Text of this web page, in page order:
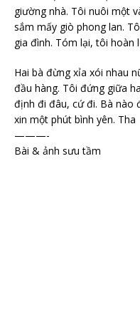
giường nhà. Tôi nuôi một
sắm mấy giò phong lan.
gia đình. Tóm lại, tôi hoàn
Hai bà đừng xỉa xói nhau
đầu hàng. Tôi đứng giữa
định đi đâu, cứ đi. Bà nào
xin một phút bình yên. Tha
———-
Bài & ảnh sưu tầm